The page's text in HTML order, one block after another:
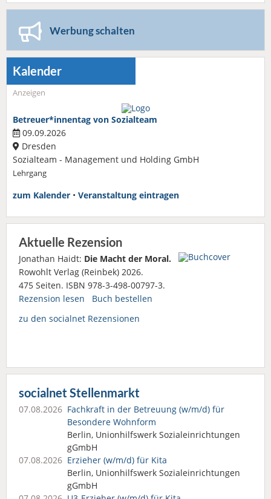
Werbung schalten
Kalender
Anzeigen
Betreuer*innentag von Sozialteam
09.09.2026
Dresden
Sozialteam - Management und Holding GmbH
Lehrgang
zum Kalender • Veranstaltung eintragen
Aktuelle Rezension
Jonathan Haidt: Die Macht der Moral.
Rowohlt Verlag (Reinbek) 2026.
475 Seiten. ISBN 978-3-498-00797-3.
Rezension lesen
Buch bestellen
zu den socialnet Rezensionen
socialnet Stellenmarkt
07.08.2026 Fachkraft in der Betreuung (w/m/d) für
Besondere Wohnform
Berlin, Unionhilfswerk Sozialeinrichtungen
gGmbH
07.08.2026 Erzieher (w/m/d) für Kita
Berlin, Unionhilfswerk Sozialeinrichtungen
gGmbH